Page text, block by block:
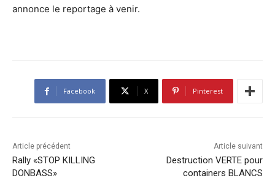
annonce le reportage à venir.
Facebook X Pinterest
Article précédent
Rally «STOP KILLING
DONBASS»
Article suivant
Destruction VERTE pour
containers BLANCS